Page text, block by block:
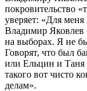
покровительство
уверяет: «Для
Владимир Яковлев
на выборах. Я не
Говорят, что был
или Ельцин и Таня
такого вот чисто
делам».